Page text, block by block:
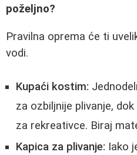
poželjno?
Pravilna oprema će ti
vodi.
Kupaći kostim:
za ozbiljnije plivanje,
za rekreativce. Biraj
Kapica za plivanje: Iako